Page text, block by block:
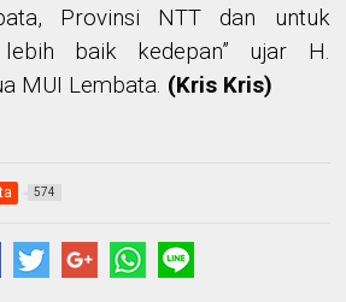
Provinsi NTT dan untuk
baik kedepan” ujar H.
MUI Lembata. (Kris Kris)
574